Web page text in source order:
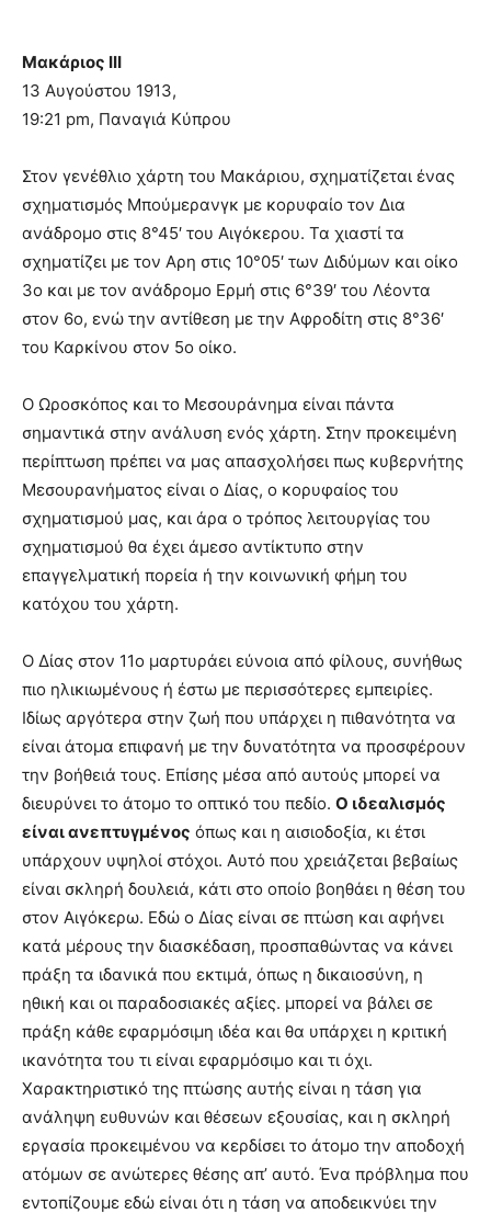
Μακάριος III
13 Αυγούστου 1913,
19:21 pm, Παναγιά Κύπρου
Στον γενέθλιο χάρτη του Μακάριου, σχηματίζεται ένας
σχηματισμός Μπούμερανγκ με κορυφαίο τον Δια
ανάδρομο στις 8°45′ του Αιγόκερου. Τα χιαστί τα
σχηματίζει με τον Αρη στις 10°05′ των Διδύμων και οίκο
3ο και με τον ανάδρομο Ερμή στις 6°39′ του Λέοντα
στον 6ο, ενώ την αντίθεση με την Αφροδίτη στις 8°36′
του Καρκίνου στον 5ο οίκο.
Ο Ωροσκόπος και το Μεσουράνημα είναι πάντα
σημαντικά στην ανάλυση ενός χάρτη. Στην προκειμένη
περίπτωση πρέπει να μας απασχολήσει πως κυβερνήτης
Μεσουρανήματος είναι ο Δίας, ο κορυφαίος του
σχηματισμού μας, και άρα ο τρόπος λειτουργίας του
σχηματισμού θα έχει άμεσο αντίκτυπο στην
επαγγελματική πορεία ή την κοινωνική φήμη του
κατόχου του χάρτη.
Ο Δίας στον 11ο μαρτυράει εύνοια από φίλους, συνήθως
πιο ηλικιωμένους ή έστω με περισσότερες εμπειρίες.
Ιδίως αργότερα στην ζωή που υπάρχει η πιθανότητα να
είναι άτομα επιφανή με την δυνατότητα να προσφέρουν
την βοήθειά τους. Επίσης μέσα από αυτούς μπορεί να
διευρύνει το άτομο το οπτικό του πεδίο. Ο ιδεαλισμός
είναι ανεπτυγμένος όπως και η αισιοδοξία, κι έτσι
υπάρχουν υψηλοί στόχοι. Αυτό που χρειάζεται βεβαίως
είναι σκληρή δουλειά, κάτι στο οποίο βοηθάει η θέση του
στον Αιγόκερω. Εδώ ο Δίας είναι σε πτώση και αφήνει
κατά μέρους την διασκέδαση, προσπαθώντας να κάνει
πράξη τα ιδανικά που εκτιμά, όπως η δικαιοσύνη, η
ηθική και οι παραδοσιακές αξίες. μπορεί να βάλει σε
πράξη κάθε εφαρμόσιμη ιδέα και θα υπάρχει η κριτική
ικανότητα του τι είναι εφαρμόσιμο και τι όχι.
Χαρακτηριστικό της πτώσης αυτής είναι η τάση για
ανάληψη ευθυνών και θέσεων εξουσίας, και η σκληρή
εργασία προκειμένου να κερδίσει το άτομο την αποδοχή
ατόμων σε ανώτερες θέσης απ’ αυτό. Ένα πρόβλημα που
εντοπίζουμε εδώ είναι ότι η τάση να αποδεικνύει την